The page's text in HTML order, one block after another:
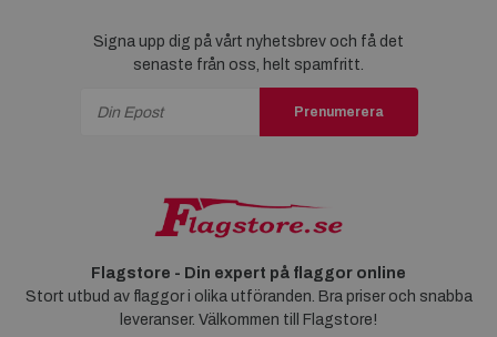
Signa upp dig på vårt nyhetsbrev och få det
senaste från oss, helt spamfritt.
Prenumerera
Flagstore - Din expert på flaggor online
Stort utbud av flaggor i olika utföranden. Bra priser och snabba
leveranser. Välkommen till Flagstore!